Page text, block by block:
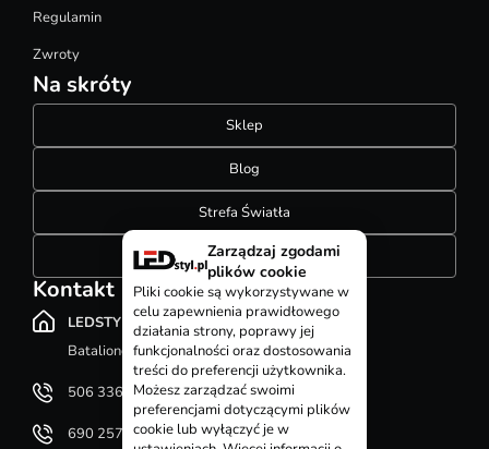
Regulamin
Zwroty
Na skróty
Sklep
Blog
Strefa Światła
Konfigurator szynoprzewodów
Kontakt
LEDSTYL.pl
Batalionów Chłopskich 12, 94-058 Łódź
506 336 320
690 257 092
Zarządzaj zgodami
plików cookie
Pliki cookie są wykorzystywane w
celu zapewnienia prawidłowego
działania strony, poprawy jej
funkcjonalności oraz dostosowania
treści do preferencji użytkownika.
Możesz zarządzać swoimi
preferencjami dotyczącymi plików
cookie lub wyłączyć je w